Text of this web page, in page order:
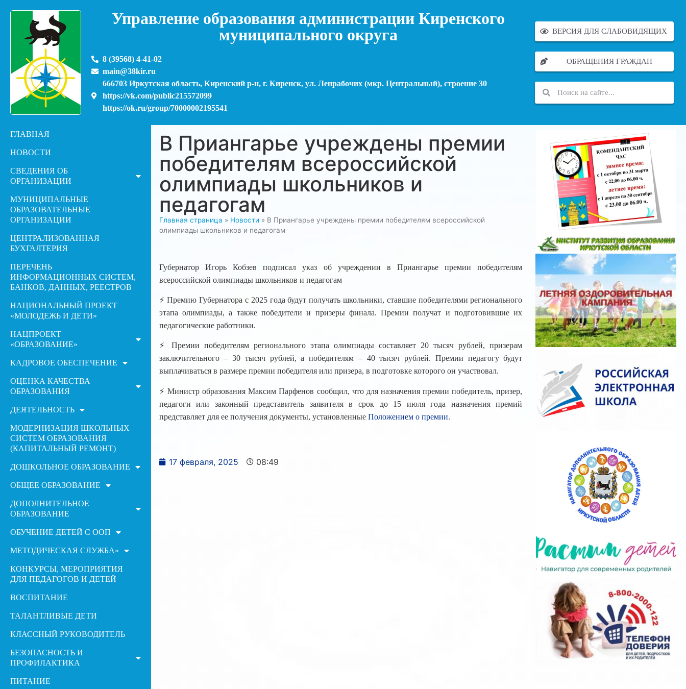
Управление образования администрации Киренского
муниципального округа
8 (39568) 4-41-02
main@38kir.ru
666703 Иркутская область, Киренский р-н, г. Киренск, ул. Ленрабочих (мкр. Центральный), строение 30
https://vk.com/public215572099
https://ok.ru/group/70000002195541
ВЕРСИЯ ДЛЯ СЛАБОВИДЯЩИХ
ОБРАЩЕНИЯ ГРАЖДАН
ГЛАВНАЯ
НОВОСТИ
СВЕДЕНИЯ ОБ
ОРГАНИЗАЦИИ
МУНИЦИПАЛЬНЫЕ
ОБРАЗОВАТЕЛЬНЫЕ
ОРГАНИЗАЦИИ
ЦЕНТРАЛИЗОВАННАЯ
БУХГАЛТЕРИЯ
ПЕРЕЧЕНЬ
ИНФОРМАЦИОННЫХ СИСТЕМ,
БАНКОВ, ДАННЫХ, РЕЕСТРОВ
НАЦИОНАЛЬНЫЙ ПРОЕКТ
«МОЛОДЕЖЬ И ДЕТИ»
НАЦПРОЕКТ
«ОБРАЗОВАНИЕ»
КАДРОВОЕ ОБЕСПЕЧЕНИЕ
ОЦЕНКА КАЧЕСТВА
ОБРАЗОВАНИЯ
ДЕЯТЕЛЬНОСТЬ
МОДЕРНИЗАЦИЯ ШКОЛЬНЫХ
СИСТЕМ ОБРАЗОВАНИЯ
(КАПИТАЛЬНЫЙ РЕМОНТ)
ДОШКОЛЬНОЕ ОБРАЗОВАНИЕ
ОБЩЕЕ ОБРАЗОВАНИЕ
ДОПОЛНИТЕЛЬНОЕ
ОБРАЗОВАНИЕ
ОБУЧЕНИЕ ДЕТЕЙ С ООП
МЕТОДИЧЕСКАЯ СЛУЖБА»
КОНКУРСЫ, МЕРОПРИЯТИЯ
ДЛЯ ПЕДАГОГОВ И ДЕТЕЙ
ВОСПИТАНИЕ
ТАЛАНТЛИВЫЕ ДЕТИ
КЛАССНЫЙ РУКОВОДИТЕЛЬ
БЕЗОПАСНОСТЬ И
ПРОФИЛАКТИКА
ПИТАНИЕ
В Приангарье учреждены премии
победителям всероссийской
олимпиады школьников и
педагогам
Главная страница » Новости » В Приангарье учреждены премии победителям всероссийской
олимпиады школьников и педагогам
Губернатор Игорь Кобзев подписал указ об учреждении в Приангарье премии победителям
всероссийской олимпиады школьников и педагогам
⚡️ Премию Губернатора с 2025 года будут получать школьники, ставшие победителями регионального
этапа олимпиады, а также победители и призеры финала. Премии получат и подготовившие их
педагогические работники.
⚡️ Премии победителям регионального этапа олимпиады составляет 20 тысяч рублей, призерам
заключительного – 30 тысяч рублей, а победителям – 40 тысяч рублей. Премии педагогу будут
выплачиваться в размере премии победителя или призера, в подготовке которого он участвовал.
⚡️ Министр образования Максим Парфенов сообщил, что для назначения премии победитель, призер,
педагоги или законный представитель заявителя в срок до 15 июля года назначения премий
представляет для ее получения документы, установленные Положением о премии.
17 февраля, 2025 08:49